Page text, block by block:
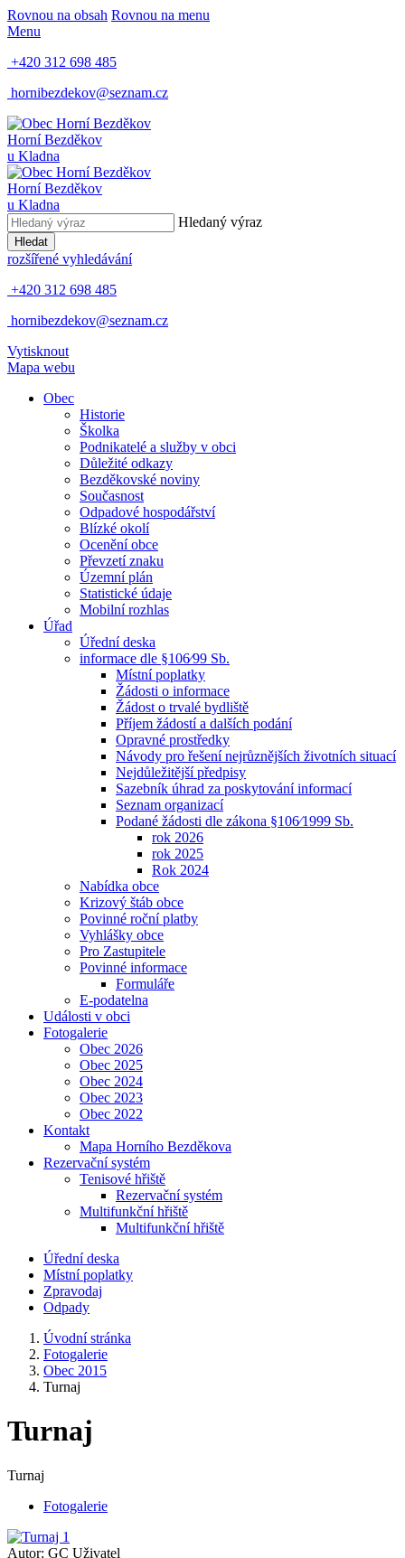
Rovnou na obsah Rovnou na menu
Menu
+420 312 698 485
hornibezdekov@seznam.cz
Horní Bezděkov
u Kladna
Horní Bezděkov
u Kladna
Hledaný výraz
Hledat
rozšířené vyhledávání
+420 312 698 485
hornibezdekov@seznam.cz
Vytisknout
Mapa webu
Obec
Historie
Školka
Podnikatelé a služby v obci
Důležité odkazy
Bezděkovské noviny
Současnost
Odpadové hospodářství
Blízké okolí
Ocenění obce
Převzetí znaku
Územní plán
Statistické údaje
Mobilní rozhlas
Úřad
Úřední deska
informace dle §106⁄99 Sb.
Místní poplatky
Žádosti o informace
Žádost o trvalé bydliště
Příjem žádostí a dalších podání
Opravné prostředky
Návody pro řešení nejrůznějších životních situací
Nejdůležitější předpisy
Sazebník úhrad za poskytování informací
Seznam organizací
Podané žádosti dle zákona §106⁄1999 Sb.
rok 2026
rok 2025
Rok 2024
Nabídka obce
Krizový štáb obce
Povinné roční platby
Vyhlášky obce
Pro Zastupitele
Povinné informace
Formuláře
E-podatelna
Události v obci
Fotogalerie
Obec 2026
Obec 2025
Obec 2024
Obec 2023
Obec 2022
Kontakt
Mapa Horního Bezděkova
Rezervační systém
Tenisové hřiště
Rezervační systém
Multifunkční hřiště
Multifunkční hřiště
Úřední deska
Místní poplatky
Zpravodaj
Odpady
Úvodní stránka
Fotogalerie
Obec 2015
Turnaj
Turnaj
Turnaj
Fotogalerie
Autor: GC Uživatel